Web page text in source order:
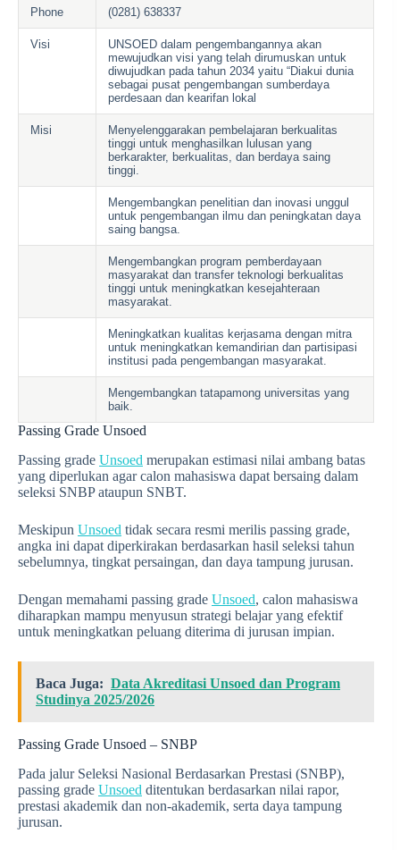
Phone (0281) 638337
Visi
UNSOED dalam pengembangannya akan
mewujudkan visi yang telah dirumuskan untuk
diwujudkan pada tahun 2034 yaitu “Diakui dunia
sebagai pusat pengembangan sumberdaya
perdesaan dan kearifan lokal
Misi
Menyelenggarakan pembelajaran berkualitas
tinggi untuk menghasilkan lulusan yang
berkarakter, berkualitas, dan berdaya saing
tinggi.
Mengembangkan penelitian dan inovasi unggul
untuk pengembangan ilmu dan peningkatan daya
saing bangsa.
Mengembangkan program pemberdayaan
masyarakat dan transfer teknologi berkualitas
tinggi untuk meningkatkan kesejahteraan
masyarakat.
Meningkatkan kualitas kerjasama dengan mitra
untuk meningkatkan kemandirian dan partisipasi
institusi pada pengembangan masyarakat.
Mengembangkan tatapamong universitas yang
baik.
Passing Grade Unsoed
Passing grade Unsoed merupakan estimasi nilai ambang batas
yang diperlukan agar calon mahasiswa dapat bersaing dalam
seleksi SNBP ataupun SNBT.
Meskipun Unsoed tidak secara resmi merilis passing grade,
angka ini dapat diperkirakan berdasarkan hasil seleksi tahun
sebelumnya, tingkat persaingan, dan daya tampung jurusan.
Dengan memahami passing grade Unsoed, calon mahasiswa
diharapkan mampu menyusun strategi belajar yang efektif
untuk meningkatkan peluang diterima di jurusan impian.
Baca Juga: Data Akreditasi Unsoed dan Program
Studinya 2025/2026
Passing Grade Unsoed – SNBP
Pada jalur Seleksi Nasional Berdasarkan Prestasi (SNBP),
passing grade Unsoed ditentukan berdasarkan nilai rapor,
prestasi akademik dan non-akademik, serta daya tampung
jurusan.